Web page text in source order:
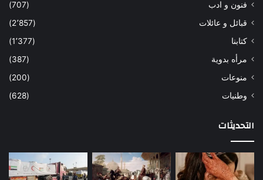
فنون و ادب
(707)
قبائل و عائلات
(2٬857)
كتابنا
(1٬377)
مرأه بدوية
(387)
منوعات
(200)
وطنيات
(628)
التحديثات